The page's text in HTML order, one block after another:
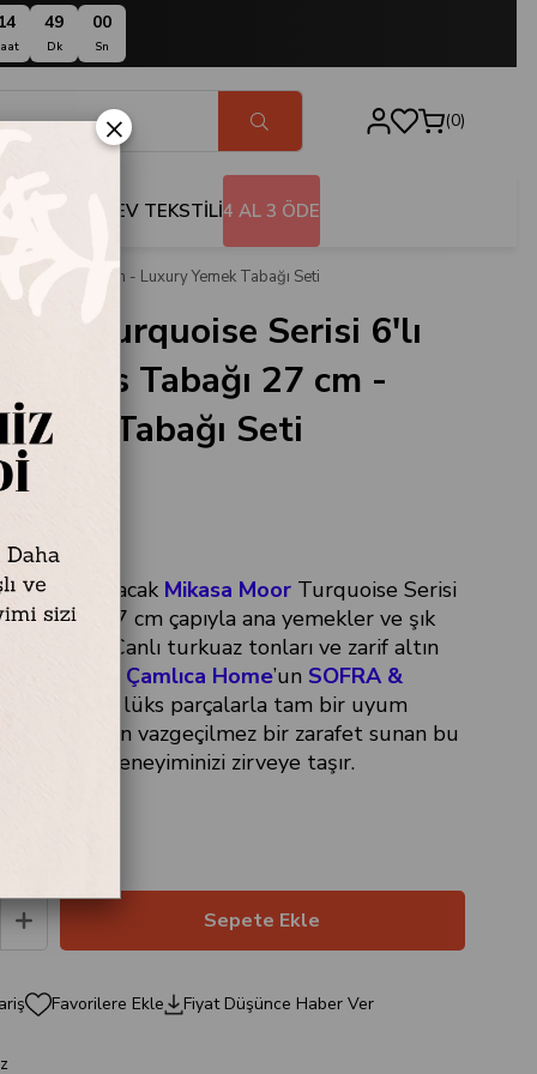
14 48
Dk
59
Sn
0
EV TEKSTİLİ4 AL 3 ÖDE
Tabağı 27 cm - Luxury Yemek Tabağı Seti
Moor Turquoise Serisi 6'lı
Servis Tabağı 27 cm -
Tabağı Seti
noktası olacak Mikasa MoorTurquoise Serisi
Seti
, 27 cm çapıyla ana yemekler ve şık
Canlı turkuaz tonları ve zarif altın
bu set, Çamlıca Home’un SOFRA &
lüks parçalarla tam bir uyum
günleriniz için vazgeçilmez bir zarafet sunan bu
deneyiminizi zirveye taşır.
Favorilere Ekle Fiyat Düşünce Haber Ver
×